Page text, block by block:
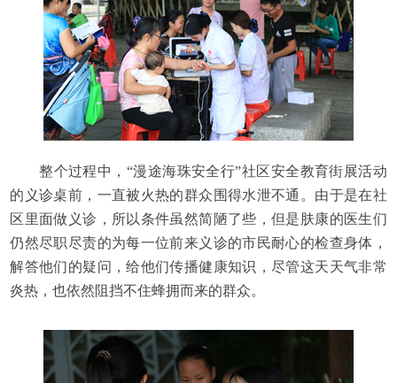
整个过程中，“漫途海珠安全行”社区安全教育街展活动
的义诊桌前，一直被火热的群众围得水泄不通。由于是在社
区里面做义诊，所以条件虽然简陋了些，但是肤康的医生们
仍然尽职尽责的为每一位前来义诊的市民耐心的检查身体，
解答他们的疑问，给他们传播健康知识，尽管这天天气非常
炎热，也依然阻挡不住蜂拥而来的群众。